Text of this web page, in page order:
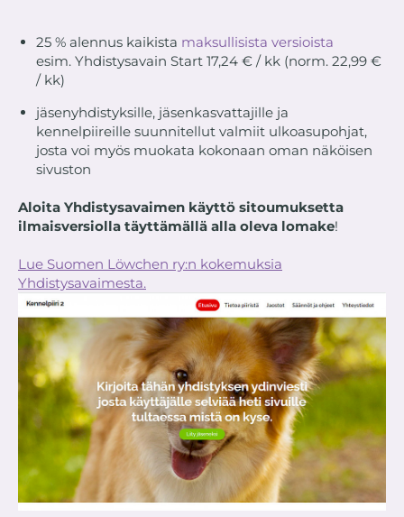
SUPPORT
STARTA GRATIS
25 % alennus kaikista maksullisista versioista
esim. Yhdistysavain Start 17,24 € / kk (norm. 22,99 €
/ kk)
jäsenyhdistyksille, jäsenkasvattajille ja
kennelpiireille suunnitellut valmiit ulkoasupohjat,
josta voi myös muokata kokonaan oman näköisen
sivuston
Aloita Yhdistysavaimen käyttö sitoumuksetta
ilmaisversiolla täyttämällä alla oleva lomake!
Lue Suomen Löwchen ry:n kokemuksia
Yhdistysavaimesta.